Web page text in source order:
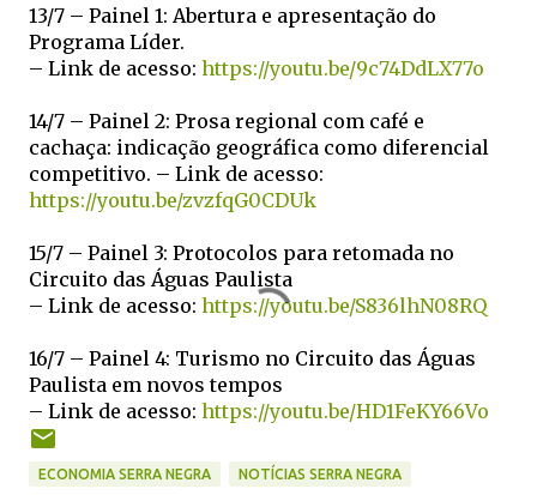
13/7 – Painel 1: Abertura e apresentação do
Programa Líder.
– Link de acesso: https://youtu.be/9c74DdLX77o
14/7 – Painel 2: Prosa regional com café e
cachaça: indicação geográfica como diferencial
competitivo. – Link de acesso:
https://youtu.be/zvzfqG0CDUk
15/7 – Painel 3: Protocolos para retomada no
Circuito das Águas Paulista
– Link de acesso: https://youtu.be/S836lhN08RQ
16/7 – Painel 4: Turismo no Circuito das Águas
Paulista em novos tempos
– Link de acesso: https://youtu.be/HD1FeKY66Vo
ECONOMIA SERRA NEGRA NOTÍCIAS SERRA NEGRA